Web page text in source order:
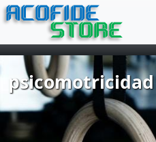
ACOFIDE
STORE
psicomotricidad